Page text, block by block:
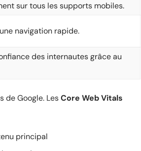
sur tous les supports mobiles.
navigation rapide.
des internautes grâce au
de Google. LesCore Web Vitals
principal